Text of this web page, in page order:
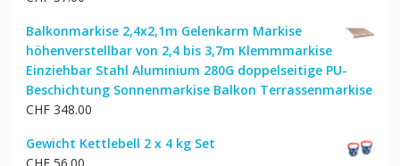
Balkonmarkise 2,4x2,1m Gelenkarm Markise
höhenverstellbar von 2,4 bis 3,7m Klemmmarkise
Einziehbar Stahl Aluminium 280G doppelseitige PU-
Beschichtung Sonnenmarkise Balkon Terrassenmarkise
CHF348.00
Gewicht Kettlebell 2 x 4 kg Set